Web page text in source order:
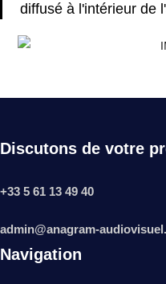
diffusé à l'intérieur de
Discutons de votre
+33 5 61 13 49 40
admin@anagram-
Navigation